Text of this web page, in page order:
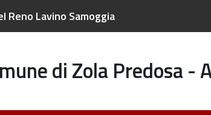
Reno Lavino Samoggia
di Zola Predosa